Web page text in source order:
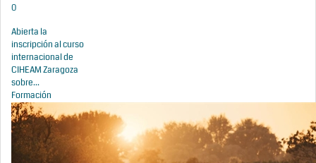
0
Abierta la
inscripción al curso
internacional de
CIHEAM Zaragoza
sobre...
Formación